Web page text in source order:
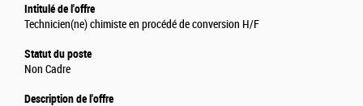
Intitulé de l'offre
Technicien(ne) chimiste en procédé de conversion H/F
Statut du poste
Non Cadre
Description de l'offre